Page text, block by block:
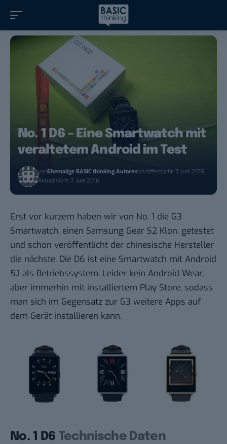
No. 1 D6 – Eine Smartwatch mit
veraltetem Android im Test
vonEhemalige BASIC thinking AutorenVeröffentlicht: 7. Juni 2016
Aktualisiert: 7. Juni 2016
Erst vor kurzem haben wir von No. 1 die G3
Smartwatch, einen Samsung Gear S2 Klon, getestet
und schon veröffentlicht der chinesische Hersteller
die nächste. Die D6 ist eine Smartwatch mit Android
5.1 als Betriebssystem. Leider kein Android Wear,
aber immerhin mit installiertem Play Store, sodass
man sich im Gegensatz zur G3 weitere Apps auf
dem Gerät installieren kann.
No. 1 D6 Technische Daten